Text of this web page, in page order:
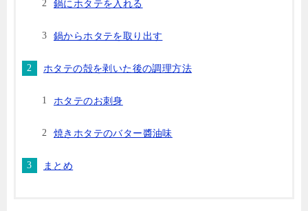
鍋にホタテを入れる
鍋からホタテを取り出す
ホタテの殻を剥いた後の調理方法
ホタテのお刺身
焼きホタテのバター醬油味
まとめ